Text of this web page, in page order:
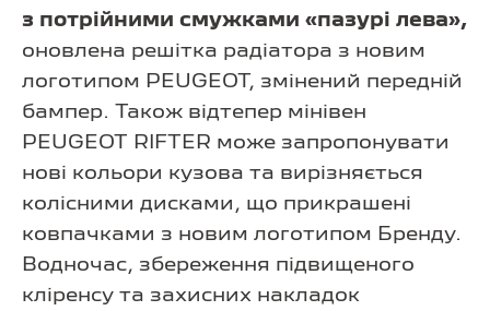
з потрійними смужками «пазурі лева»,
оновлена решітка радіатора з новим
логотипом PEUGEOT, змінений передній
бампер. Також відтепер мінівен
PEUGEOT RIFTER може запропонувати
нові кольори кузова та вирізняється
колісними дисками, що прикрашені
ковпачками з новим логотипом Бренду.
Водночас, збереження підвищеного
кліренсу та захисних накладок